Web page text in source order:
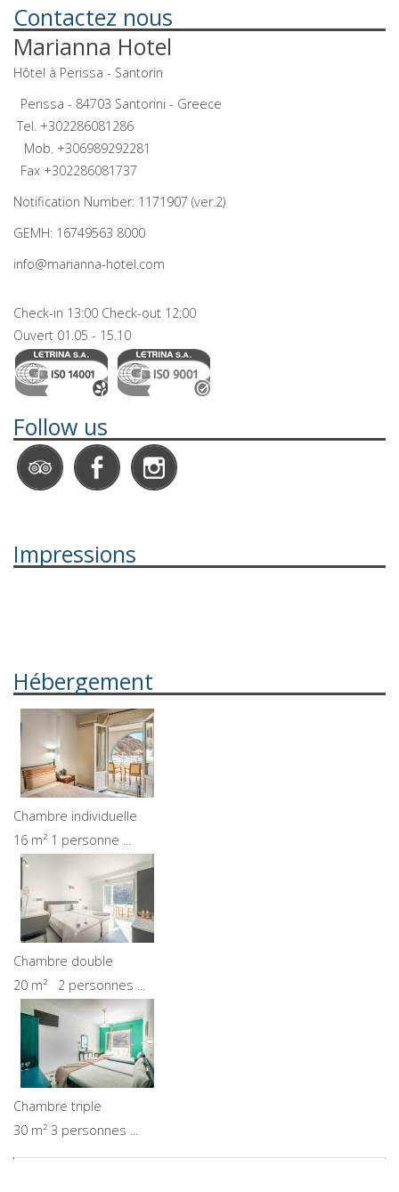
Contactez nous
Marianna Hotel
Hôtel à Perissa - Santorin
Perissa - 84703 Santorini - Greece
Tel. +302286081286
Mob. +306989292281
Fax +302286081737
Notification Number: 1171907 (ver.2)
GEMH: 16749563 8000
info@marianna-hotel.com
Check-in 13:00 Check-out 12:00
Ouvert 01.05 - 15.10
Follow us
Impressions
Hébergement
Chambre individuelle
16 m² 1 personne ...
Chambre double
20 m² 2 personnes ...
Chambre triple
30 m² 3 personnes ...